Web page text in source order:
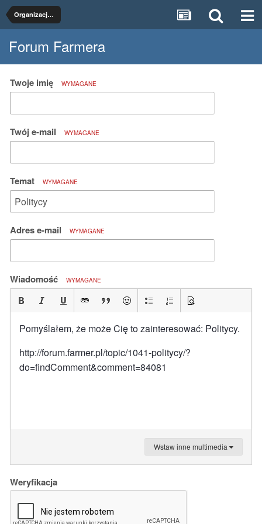
Organizacje rolnicze
Forum Farmera
Twoje imię WYMAGANE
Twój e-mail WYMAGANE
Temat WYMAGANE
Adres e-mail WYMAGANE
Wiadomość WYMAGANE
Pomyślałem, że może Cię to zainteresować: Politycy.
http://forum.farmer.pl/topic/1041-politycy/?
do=findComment&comment=84081
Wstaw inne multimedia
Weryfikacja